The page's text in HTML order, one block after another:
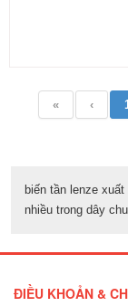
« ‹
biến tần lenze
nhiều trong dây
ĐIỀU KHOẢN &